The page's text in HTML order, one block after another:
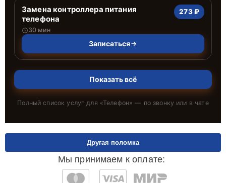
Замена контроллера питания
телефона
30 мин
273 ₽
Записаться
Показать всё
Полный список услуг для «Телефон» — по звонку или в чате
Мы принимаем к оплате:
Другая поломка